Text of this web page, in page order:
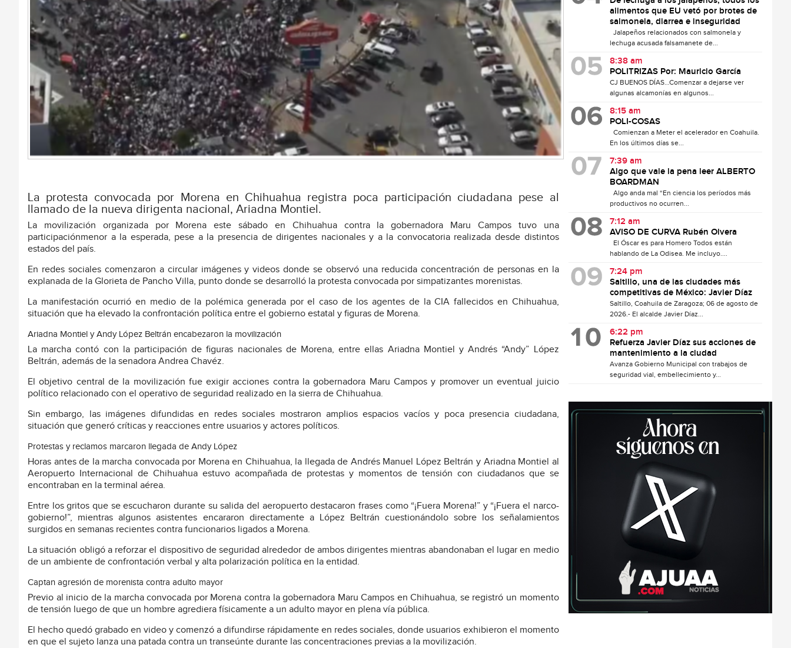
La protesta convocada por Morena en Chihuahua registra poca participación ciudadana pese al
llamado de la nueva dirigenta nacional, Ariadna Montiel.
La movilización organizada por Morena este sábado en Chihuahua contra la gobernadora Maru Campos tuvo una
participaciónmenor a la esperada, pese a la presencia de dirigentes nacionales y a la convocatoria realizada desde distintos
estados del país.
En redes sociales comenzaron a circular imágenes y videos donde se observó una reducida concentración de personas en la
explanada de la Glorieta de Pancho Villa, punto donde se desarrolló la protesta convocada por simpatizantes morenistas.
La manifestación ocurrió en medio de la polémica generada por el caso de los agentes de la CIA fallecidos en Chihuahua,
situación que ha elevado la confrontación política entre el gobierno estatal y figuras de Morena.
Ariadna Montiel y Andy López Beltrán encabezaron la movilización
La marcha contó con la participación de figuras nacionales de Morena, entre ellas Ariadna Montiel y Andrés “Andy” López
Beltrán, además de la senadora Andrea Chavéz.
El objetivo central de la movilización fue exigir acciones contra la gobernadora Maru Campos y promover un eventual juicio
político relacionado con el operativo de seguridad realizado en la sierra de Chihuahua.
Sin embargo, las imágenes difundidas en redes sociales mostraron amplios espacios vacíos y poca presencia ciudadana,
situación que generó críticas y reacciones entre usuarios y actores políticos.
Protestas y reclamos marcaron llegada de Andy López
Horas antes de la marcha convocada por Morena en Chihuahua, la llegada de Andrés Manuel López Beltrán y Ariadna Montiel al
Aeropuerto Internacional de Chihuahua estuvo acompañada de protestas y momentos de tensión con ciudadanos que se
encontraban en la terminal aérea.
Entre los gritos que se escucharon durante su salida del aeropuerto destacaron frases como “¡Fuera Morena!” y “¡Fuera el narco-
gobierno!”, mientras algunos asistentes encararon directamente a López Beltrán cuestionándolo sobre los señalamientos
surgidos en semanas recientes contra funcionarios ligados a Morena.
La situación obligó a reforzar el dispositivo de seguridad alrededor de ambos dirigentes mientras abandonaban el lugar en medio
de un ambiente de confrontación verbal y alta polarización política en la entidad.
Captan agresión de morenista contra adulto mayor
Previo al inicio de la marcha convocada por Morena contra la gobernadora Maru Campos en Chihuahua, se registró un momento
de tensión luego de que un hombre agrediera físicamente a un adulto mayor en plena vía pública.
El hecho quedó grabado en video y comenzó a difundirse rápidamente en redes sociales, donde usuarios exhibieron el momento
en que el sujeto lanza una patada contra un transeúnte durante las concentraciones previas a la movilización.
alimentos que EU vetó por brotes de
salmonela, diarrea e inseguridad
Jalapeños relacionados con salmonela y
lechuga acusada falsamanete de...
8:38 am
POLITRIZAS Por: Mauricio García
CJ BUENOS DÍAS…Comenzar a dejarse ver
algunas alcamonías en algunos...
8:15 am
POLI-COSAS
Comienzan a Meter el acelerador en Coahuila.
En los últimos días se...
7:39 am
Algo que vale la pena leer ALBERTO
BOARDMAN
Algo anda mal “En ciencia los períodos más
productivos no ocurren...
7:12 am
AVISO DE CURVA Rubén Olvera
El Óscar es para Homero Todos están
hablando de La Odisea. Me incluyo....
7:24 pm
Saltillo, una de las ciudades más
competitivas de México: Javier Díaz
Saltillo, Coahuila de Zaragoza; 06 de agosto de
2026.- El alcalde Javier Díaz...
6:22 pm
Refuerza Javier Díaz sus acciones de
mantenimiento a la ciudad
Avanza Gobierno Municipal con trabajos de
seguridad vial, embellecimiento y...